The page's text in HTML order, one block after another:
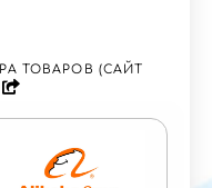
ТОВАРОВ (САЙТ